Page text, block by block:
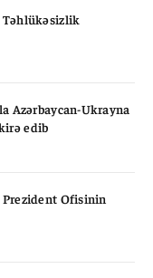
Təhlükəsizlik
Azərbaycan-Ukrayna
edib
Ofisinin